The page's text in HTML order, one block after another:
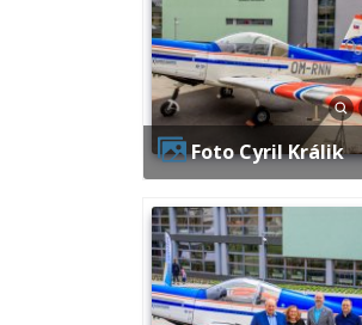
Foto Cyril Králik